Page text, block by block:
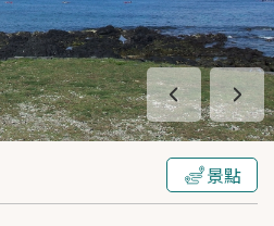
景點